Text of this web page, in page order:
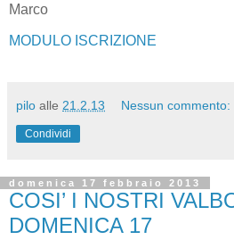
Marco
MODULO ISCRIZIONE
pilo alle 21.2.13 Nessun commento:
Condividi
domenica 17 febbraio 2013
COSI’ I NOSTRI
DOMENICA 17